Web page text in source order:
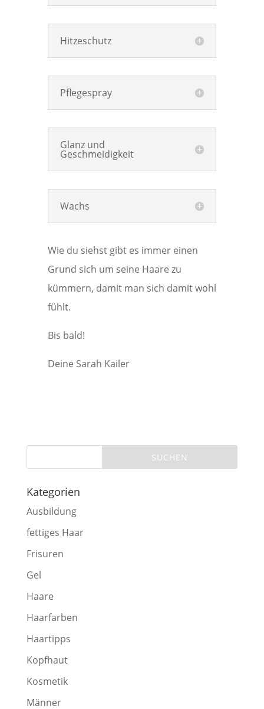
Hitzeschutz
Pflegespray
Glanz und
Geschmeidigkeit
Wachs
Wie du siehst gibt es immer einen
Grund sich um seine Haare zu
kümmern, damit man sich damit wohl
fühlt.
Bis bald!
Deine Sarah Kailer
Kategorien
Ausbildung
fettiges Haar
Frisuren
Gel
Haare
Haarfarben
Haartipps
Kopfhaut
Kosmetik
Männer